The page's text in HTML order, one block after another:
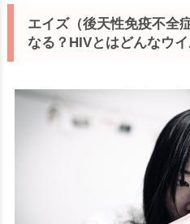
エイズ（後天性免疫不全
なる？HIVとはどんなウ